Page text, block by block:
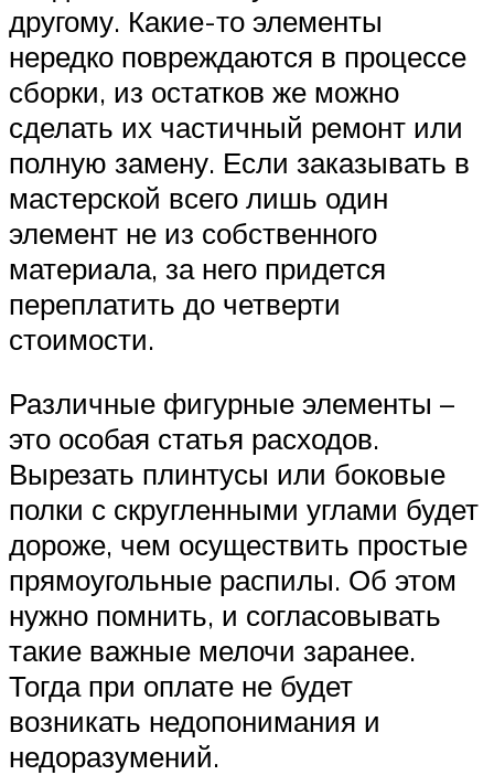
другому. Какие-то элементы
нередко повреждаются в процессе
сборки, из остатков же можно
сделать их частичный ремонт или
полную замену. Если заказывать в
мастерской всего лишь один
элемент не из собственного
материала, за него придется
переплатить до четверти
стоимости.
Различные фигурные элементы –
это особая статья расходов.
Вырезать плинтусы или боковые
полки с скругленными углами будет
дороже, чем осуществить простые
прямоугольные распилы. Об этом
нужно помнить, и согласовывать
такие важные мелочи заранее.
Тогда при оплате не будет
возникать недопонимания и
недоразумений.